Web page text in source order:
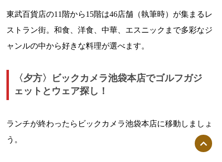
東武百貨店の11階から15階は46店舗（執筆時）が集まるレ
ストラン街。和食、洋食、中華、エスニックまで多彩なジ
ャンルの中から好きな料理が選べます。
〈夕方〉ビックカメラ池袋本店でゴルフガジ
ェットとウェア探し！
ランチが終わったらビックカメラ池袋本店に移動しましょ
う。